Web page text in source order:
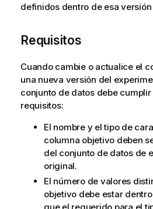
definidos dentro de esa
Requisitos
Cuando cambie o actualice el
una nueva versión del
conjunto de datos debe
requisitos:
El nombre y el tipo de
columna objetivo deben
del conjunto de datos de
original.
El número de valores
objetivo debe estar
que el requerido para el